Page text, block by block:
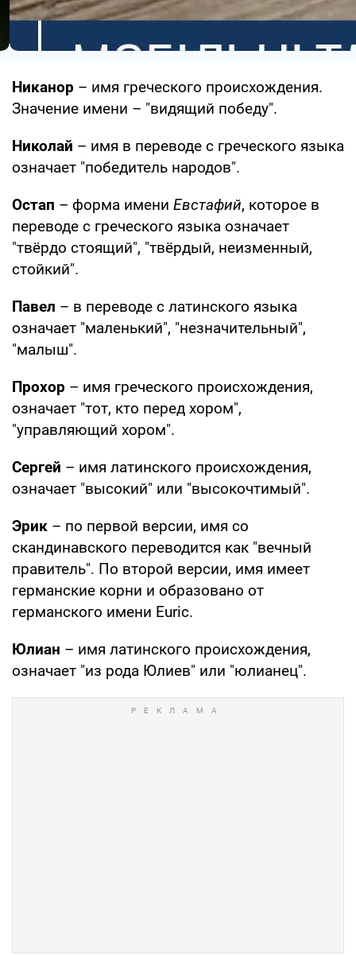
Никанор – имя греческого происхождения.
Значение имени – "видящий победу".
Николай – имя в переводе с греческого языка
означает "победитель народов".
Остап – форма имени Евстафий, которое в
переводе с греческого языка означает
"твёрдо стоящий", "твёрдый, неизменный,
стойкий".
Павел – в переводе с латинского языка
означает "маленький", "незначительный",
"малыш".
Прохор – имя греческого происхождения,
означает "тот, кто перед хором",
"управляющий хором".
Сергей – имя латинского происхождения,
означает "высокий" или "высокочтимый".
Эрик – по первой версии, имя со
скандинавского переводится как "вечный
правитель". По второй версии, имя имеет
германские корни и образовано от
германского имени Euric.
Юлиан – имя латинского происхождения,
означает "из рода Юлиев" или "юлианец".